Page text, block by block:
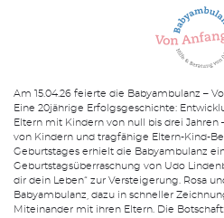
Verein
Am 15.04.26 feierte die Babyambulanz –
Eine 20jährige Erfolgsgeschichte:
Eltern mit Kindern von null bis drei
von Kindern und tragfähige Eltern-Kind-
Geburtstages erhielt die Babyambulanz
Geburtstagsüberraschung von Udo
dir dein Leben“ zur Versteigerung. Rosa
Babyambulanz, dazu in schneller
Miteinander mit ihren Eltern. Die